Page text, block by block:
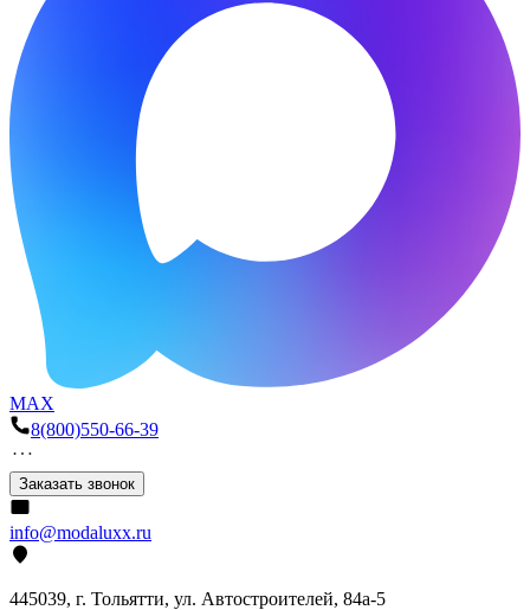
MAX
8(800)550-66-39
Заказать звонок
info@modaluxx.ru
445039, г. Тольятти, ул. Автостроителей, 84а-5